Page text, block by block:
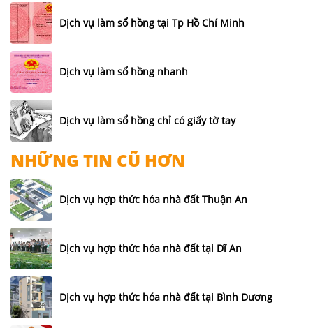
Dịch vụ làm sổ hồng tại Tp Hồ Chí Minh
Dịch vụ làm sổ hồng nhanh
Dịch vụ làm sổ hồng chỉ có giấy tờ tay
NHỮNG TIN CŨ HƠN
Dịch vụ hợp thức hóa nhà đất Thuận An
Dịch vụ hợp thức hóa nhà đất tại Dĩ An
Dịch vụ hợp thức hóa nhà đất tại Bình Dương